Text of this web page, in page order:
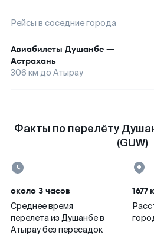
Рейсы в соседние города
Авиабилеты Душанбе —
Астрахань
306 км до Атырау
Факты по перелёту
(GUW)
около 3 часов
Среднее время
перелета из Душанбе в
Атырау без пересадок
1677